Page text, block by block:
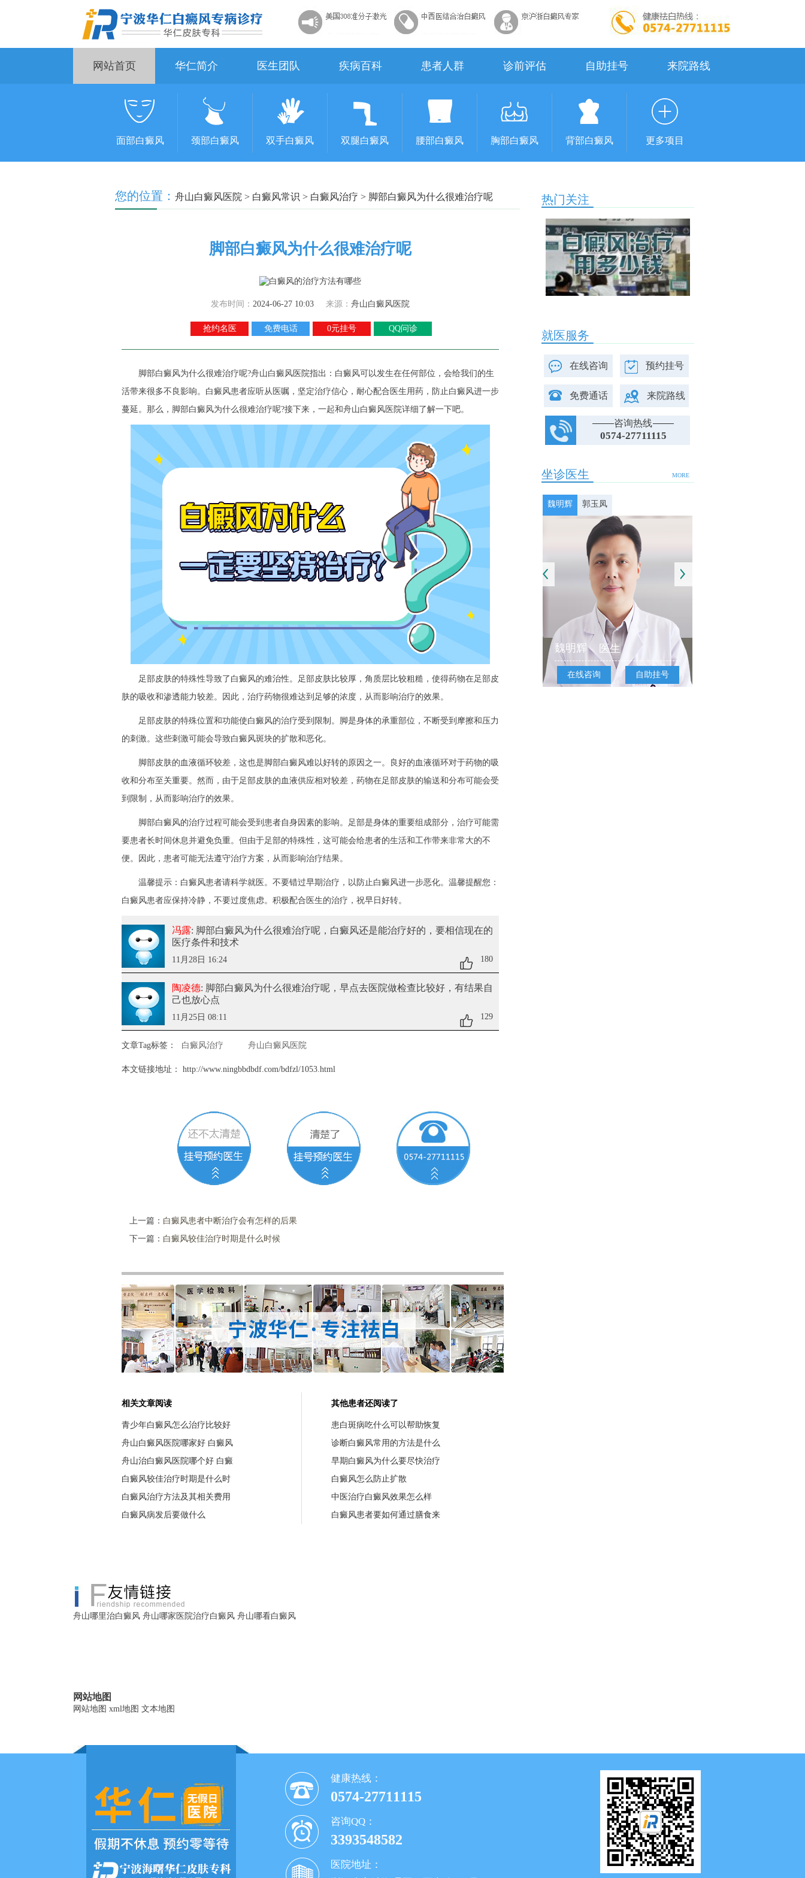
网站首页 华仁简介 医生团队 疾病百科 患者人群 诊前评估 自助挂号 来院路线
面部白癜风 颈部白癜风 双手白癜风 双腿白癜风 腰部白癜风 胸部白癜风 背部白癜风 更多项目
您的位置： 舟山白癜风医院 > 白癜风常识 > 白癜风治疗 > 脚部白癜风为什么很难治疗呢
脚部白癜风为什么很难治疗呢
发布时间： 2024-06-27 10:03 来源： 舟山白癜风医院
抢约名医 免费电话 0元挂号 QQ问诊
脚部白癜风为什么很难治疗呢?舟山白癜风医院指出：白癜风可以发生在任何部位，会给我们的生
活带来很多不良影响。白癜风患者应听从医嘱，坚定治疗信心，耐心配合医生用药，防止白癜风进一步
蔓延。那么，脚部白癜风为什么很难治疗呢?接下来，一起和舟山白癜风医院详细了解一下吧。
足部皮肤的特殊性导致了白癜风的难治性。足部皮肤比较厚，角质层比较粗糙，使得药物在足部皮
肤的吸收和渗透能力较差。因此，治疗药物很难达到足够的浓度，从而影响治疗的效果。
足部皮肤的特殊位置和功能使白癜风的治疗受到限制。脚是身体的承重部位，不断受到摩擦和压力
的刺激。这些刺激可能会导致白癜风斑块的扩散和恶化。
脚部皮肤的血液循环较差，这也是脚部白癜风难以好转的原因之一。良好的血液循环对于药物的吸
收和分布至关重要。然而，由于足部皮肤的血液供应相对较差，药物在足部皮肤的输送和分布可能会受
到限制，从而影响治疗的效果。
脚部白癜风的治疗过程可能会受到患者自身因素的影响。足部是身体的重要组成部分，治疗可能需
要患者长时间休息并避免负重。但由于足部的特殊性，这可能会给患者的生活和工作带来非常大的不
便。因此，患者可能无法遵守治疗方案，从而影响治疗结果。
温馨提示：白癜风患者请科学就医。不要错过早期治疗，以防止白癜风进一步恶化。温馨提醒您：
白癜风患者应保持冷静，不要过度焦虑。积极配合医生的治疗，祝早日好转。
冯露: 脚部白癜风为什么很难治疗呢，白癜风还是能治疗好的，要相信现在的
医疗条件和技术
11月28日 16:24 180
陶凌德: 脚部白癜风为什么很难治疗呢，早点去医院做检查比较好，有结果自
己也放心点
11月25日 08:11 129
文章Tag标签： 白癜风治疗 舟山白癜风医院
本文链接地址： http://www.ningbbdbdf.com/bdfzl/1053.html
上一篇： 白癜风患者中断治疗会有怎样的后果
下一篇： 白癜风较佳治疗时期是什么时候
相关文章阅读
青少年白癜风怎么治疗比较好
舟山白癜风医院哪家好 白癜风
舟山治白癜风医院哪个好 白癜
白癜风较佳治疗时期是什么时
白癜风治疗方法及其相关费用
白癜风病发后要做什么
其他患者还阅读了
患白斑病吃什么可以帮助恢复
诊断白癜风常用的方法是什么
早期白癜风为什么要尽快治疗
白癜风怎么防止扩散
中医治疗白癜风效果怎么样
白癜风患者要如何通过膳食来
热门关注
就医服务
在线咨询 预约挂号
免费通话 来院路线
咨询热线
0574-27711115
MORE
坐诊医生
魏明辉 郭玉凤
魏明辉 医生
在线咨询 自助挂号
舟山哪里治白癜风 舟山哪家医院治疗白癜风 舟山哪看白癜风
网站地图
网站地图 xml地图 文本地图
健康热线：
0574-27711115
咨询QQ：
3393548582
医院地址：